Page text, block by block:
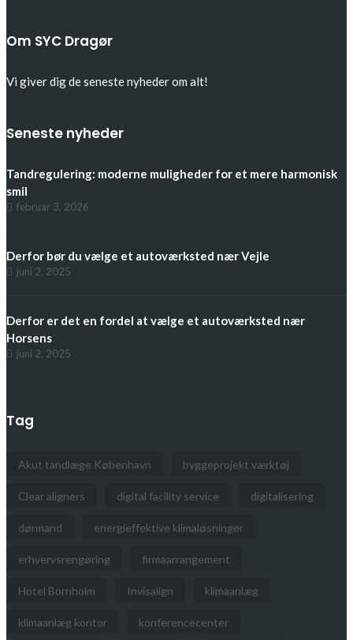
Om SYC Dragør
Vi giver dig de seneste nyheder om alt!
Seneste nyheder
Tandregulering: moderne muligheder for et mere harmonisk
smil
februar 3, 2026
Derfor bør du vælge et autoværksted nær Vejle
juni 2, 2025
Derfor er det en fordel at vælge et autoværksted nær
Horsens
juni 2, 2025
Tag
Akut tandlæge København byggeprojekt værktøj
Clear aligners digital facility service digitalisering
dørmand energieffektive klimaløsninger
erhvervsrengøring firmaarrangement
Hotel Bornholm Invisalign klimaanlæg
klimaanlæg kontor konferencecenter